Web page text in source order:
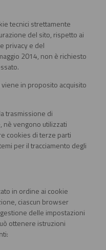
tecnici strettamente
del sito, rispetto ai
privacy e del
2014, non è richiesto
in proposito acquisito
trasmissione di
nè vengono utilizzati
cookies di terze parti
per il tracciamento degli
in ordine ai cookie
ciascun browser
delle impostazioni
ottenere istruzioni